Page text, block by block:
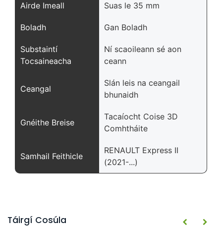
Airde Imeall Suas le 35 mm
Boladh Gan Boladh
Substaintí
Tocsaineacha
Ní scaoileann sé aon
ceann
Ceangal
Slán leis na ceangail
bhunaidh
Gnéithe Breise
Tacaíocht Coise 3D
Comhtháite
Samhail Feithicle
RENAULT Express II
(2021-...)
Táirgí Cosúla